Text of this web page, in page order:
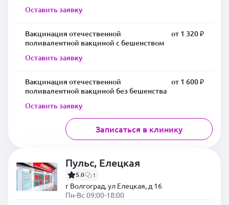
Оставить заявку
Вакцинация отечественной
поливалентной вакциной с бешенством
от 1 320 ₽
Оставить заявку
Вакцинация отечественной
поливалентной вакциной без бешенства
от 1 600 ₽
Оставить заявку
Записаться в клинику
Пульс, Елецкая
5.0 1
г Волгоград, ул Елецкая, д 16
Пн-Вс 09:00-18:00